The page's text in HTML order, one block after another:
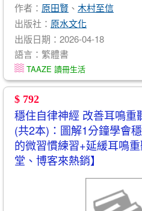
作者： 原田賢 、 木村至信
出版社： 原水文化
出版日期：2026-04-18
語言：繁體書
TAAZE 讀冊生活
$ 792
穩住自律神經 改善耳鳴重
(共2本)：圖解1分鐘學會
的微習慣練習+延緩耳鳴
堂、博客來熱銷】